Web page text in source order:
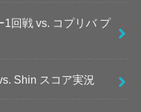
回戦 vs. コプリバ プ
Shin スコア実況